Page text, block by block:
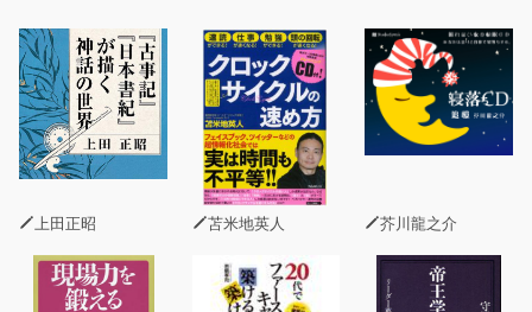
「なぜ、中国は2015年に一人っ子政策をやめたのか？」
「なぜ、インドの若者はIT技術者を目指すのか？」
「なぜ、日本はロシアとの経済的結びつきを強めるの
か？」
これらの因果関係を解明するヒントは「地理」に隠されて
います。
地理では、地形や気候といった自然環境を学ぶだけではな
上田正昭 苫米地英人 芥川龍之介